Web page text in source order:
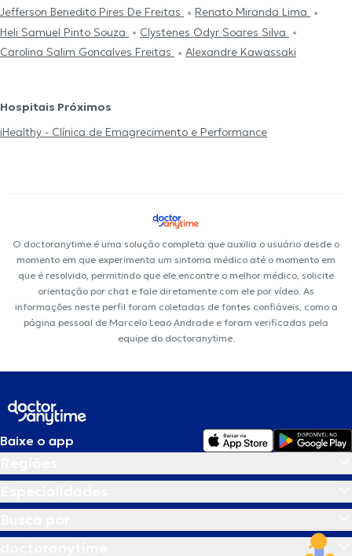
Jefferson Benedito Pires De Freitas
Renato Miranda Lima
Heli Samuel Pinto Souza
Clystenes Odyr Soares Silva
Carolina Salim Goncalves Freitas
Alexandre Kawassaki
Hospitais Próximos
iHealthy - Clínica de Emagrecimento e Performance
O doctoranytime é uma solução completa que auxilia o usuário desde o
momento em que experimenta um sintoma médico até o momento em
que é resolvido, permitindo que ele encontre o melhor médico, solicite
orientação por chat e fale diretamente com ele por vídeo. As
informações neste perfil foram coletadas de fontes confiáveis, como a
página pessoal de Marcelo Leao Andrade e foram verificadas pela
equipe do doctoranytime.
Baixe o app